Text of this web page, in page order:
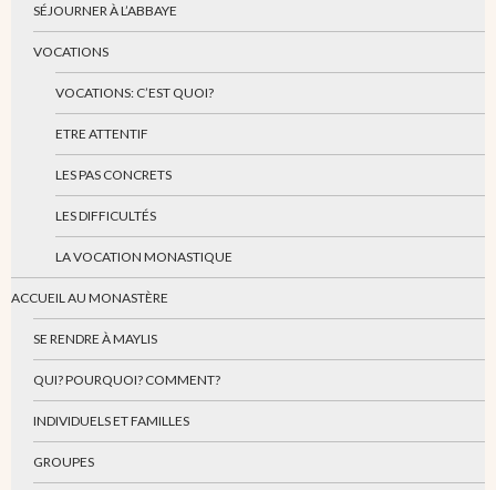
SÉJOURNER À L’ABBAYE
VOCATIONS
VOCATIONS: C’EST QUOI?
ETRE ATTENTIF
LES PAS CONCRETS
LES DIFFICULTÉS
LA VOCATION MONASTIQUE
ACCUEIL AU MONASTÈRE
SE RENDRE À MAYLIS
QUI? POURQUOI? COMMENT?
INDIVIDUELS ET FAMILLES
GROUPES